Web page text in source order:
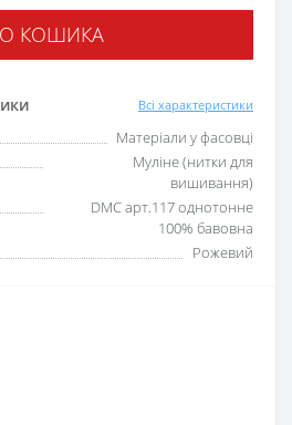
Всі характеристики
Матеріали у фасовці
Муліне (нитки для
вишивання)
DMC арт.117 однотонне
100% бавовна
Рожевий
КОШИКА